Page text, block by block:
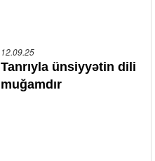
12.09.25
Tanrıyla ünsiyyətin dili
muğamdır